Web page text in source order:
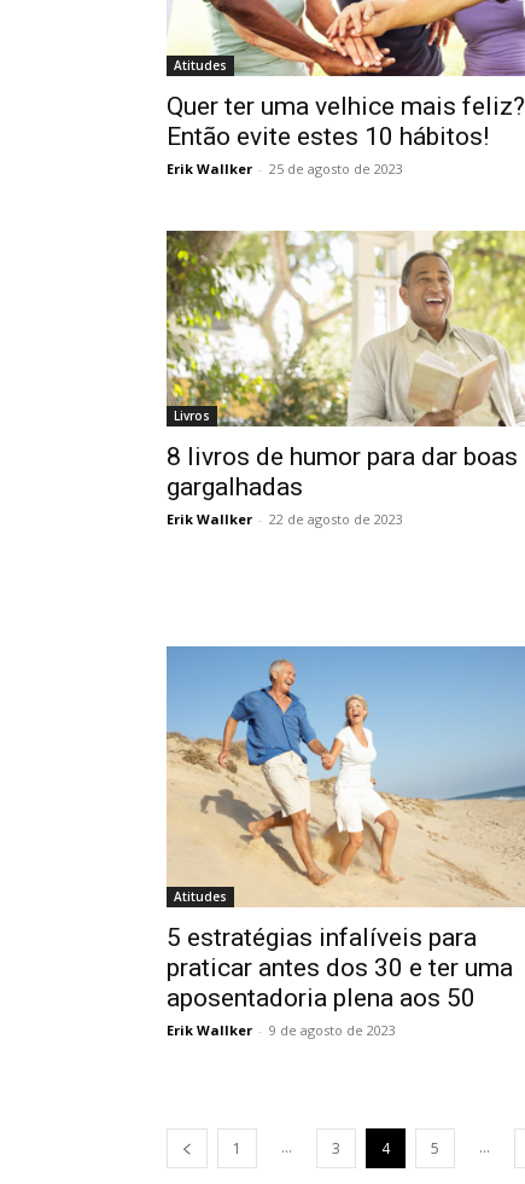
Atitudes
Quer ter uma velhice mais feliz?
Então evite estes 10 hábitos!
Erik Wallker - 25 de agosto de 2023
Livros
8 livros de humor para dar boas
gargalhadas
Erik Wallker - 22 de agosto de 2023
Atitudes
5 estratégias infalíveis para
praticar antes dos 30 e ter uma
aposentadoria plena aos 50
Erik Wallker - 9 de agosto de 2023
1 ... 3 4 5 ...